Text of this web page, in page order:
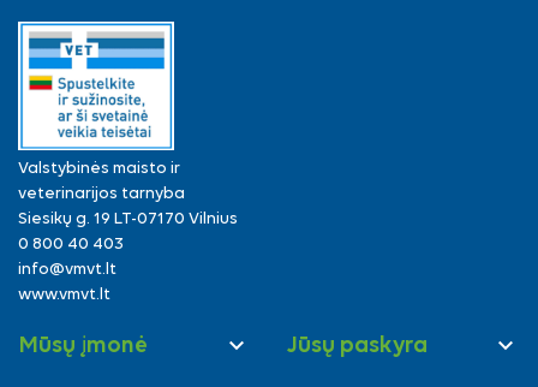
Valstybinės maisto ir
veterinarijos tarnyba
Siesikų g. 19 LT-07170 Vilnius
0 800 40 403
info@vmvt.lt
www.vmvt.lt
Mūsų įmonė  Jūsų paskyra 